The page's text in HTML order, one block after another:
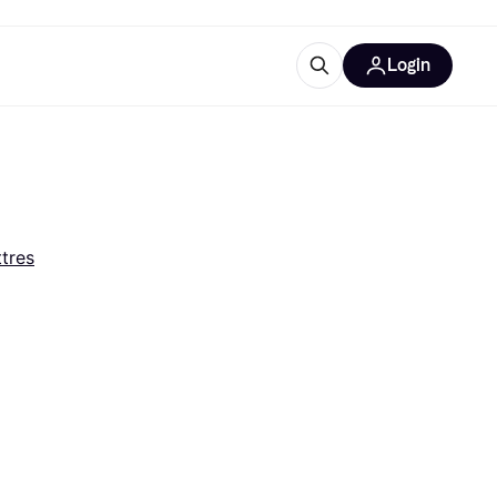
Login